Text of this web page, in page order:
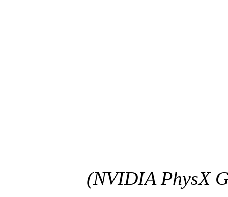
(NVIDIA PhysX